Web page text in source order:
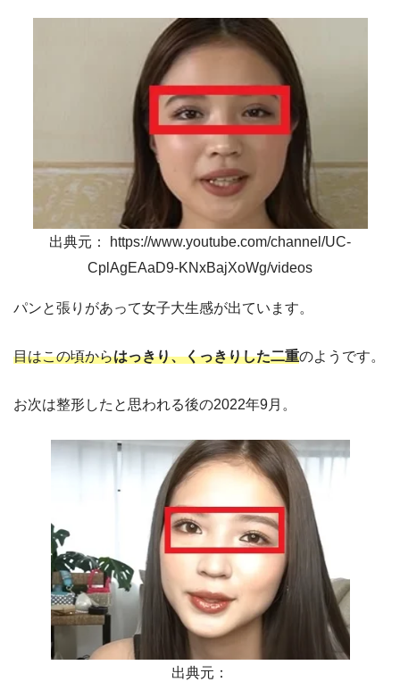
出典元： https://www.youtube.com/channel/UC-
CplAgEAaD9-KNxBajXoWg/videos
パンと張りがあって女子大生感が出ています。
目はこの頃からはっきり、くっきりした二重のようです。
お次は整形したと思われる後の2022年9月。
出典元：